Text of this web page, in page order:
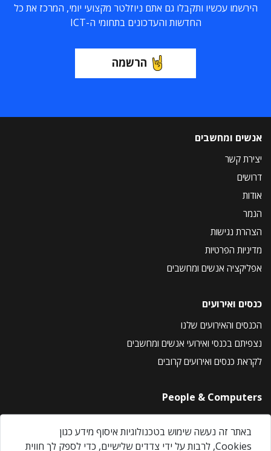
הירשמו עכשיו ותקבלו גם אתם ניוזלטר מקצועי יומי, המרכז את כל
החדשות והעדכונים בתחומי ה-ICT
הרשמה
אנשים ומחשבים
יצירת קשר
דרושים
אודות
הנמר
הצהרת נגישות
מדיניות הפרטיות
אפליקציה אנשים ומחשבים
כנסים ואירועים
הכנסים והאירועים שלנו
נצפיתם בכנסי ואירועי אנשים ומחשבים
לקראת כנסים ואירועים קרובים
People & Computers
About Us
Privacy Policy
באתר זה נעשה שימוש בטכנולוגיות איסוף מידע כגון
Cookies, לרבות על ידי צדדים שלישיים, כדי לספק לך חווית